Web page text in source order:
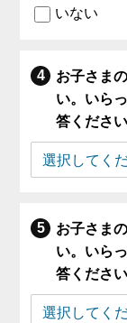
いない
お子さま
い。いら
答ください
お子さま
い。いら
答ください